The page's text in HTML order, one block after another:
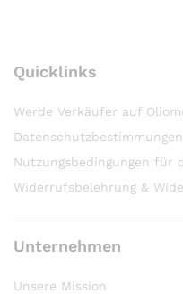
Quicklinks
Werde Verkäufer auf
Datenschutzbestimmungen
Nutzungsbedingungen für
Widerrufsbelehrung &
Unternehmen
Unsere Mission